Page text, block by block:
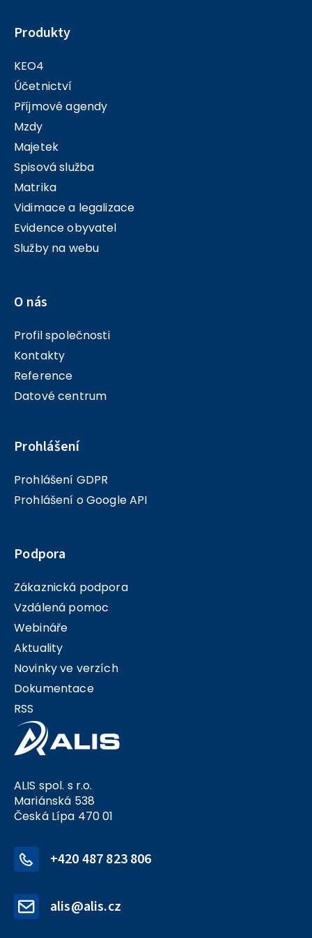
ALIS spol. s r.o.
Mariánská 538
Česká Lípa 470 01
+420 487 823 806
alis@alis.cz
Produkty
KEO4
Účetnictví
Příjmové agendy
Mzdy
Majetek
Spisová služba
Matrika
Vidimace a legalizace
Evidence obyvatel
Služby na webu
O nás
Profil společnosti
Kontakty
Reference
Datové centrum
Prohlášení
Prohlášení GDPR
Prohlášení o Google API
Podpora
Zákaznická podpora
Vzdálená pomoc
Webináře
Aktuality
Novinky ve verzích
Dokumentace
RSS